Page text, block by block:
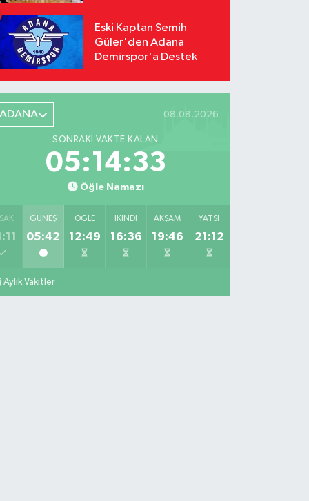
Eski Kaptan Semih
Güler'den Adana
Demirspor'a Destek
ADANA 08.08.2026
SONRAKI VAKTE KALAN
05:14:32
Öğle Namazı
GÜNEŞ
05:42
ÖĞLE
12:49
İKINDI
16:36
AKŞAM
19:46
YATSI
21:12
Aylık Vakitler